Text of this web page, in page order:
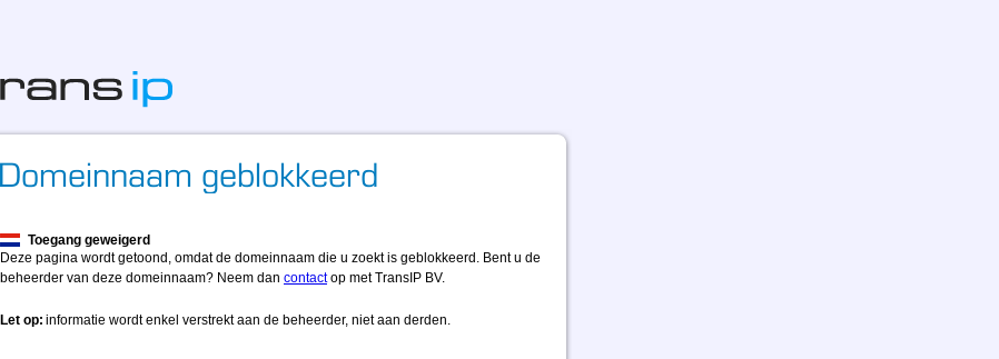
Toegang geweigerd
Deze pagina wordt getoond, omdat de domeinnaam die u zoekt is geblokkeerd. Bent u de
beheerder van deze domeinnaam? Neem dan contactop met TransIP BV.
Let op: informatie wordt enkel verstrekt aan de beheerder, niet aan derden.